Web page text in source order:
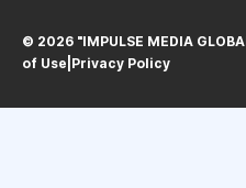
© 2026 "IMPULSE MEDIA
of Use Privacy Policy